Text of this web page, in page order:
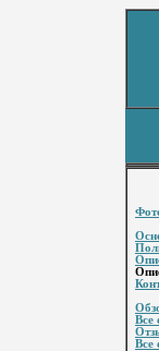
Все
Все